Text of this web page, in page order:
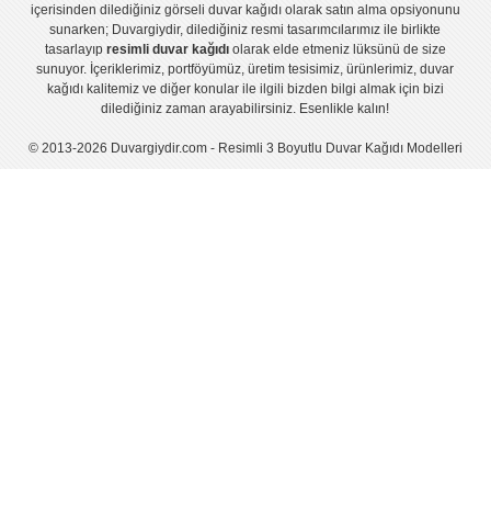
içerisinden dilediğiniz görseli duvar kağıdı olarak satın alma opsiyonunu
sunarken; Duvargiydir, dilediğiniz resmi tasarımcılarımız ile birlikte
tasarlayıp resimli duvar kağıdıolarak elde etmeniz lüksünü de size
sunuyor. İçeriklerimiz, portföyümüz, üretim tesisimiz, ürünlerimiz, duvar
kağıdı kalitemiz ve diğer konular ile ilgili bizden bilgi almak için bizi
dilediğiniz zaman arayabilirsiniz. Esenlikle kalın!
© 2013-2026 Duvargiydir.com - Resimli 3 Boyutlu Duvar Kağıdı Modelleri